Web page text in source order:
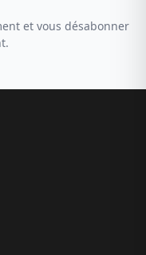
et vous désabonner